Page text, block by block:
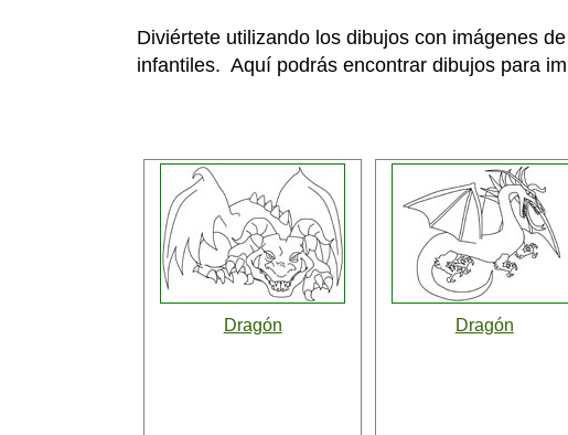
Diviértete utilizando los dibujos con imágenes
infantiles. Aquí podrás encontrar dibujos para
Dragón Dragón